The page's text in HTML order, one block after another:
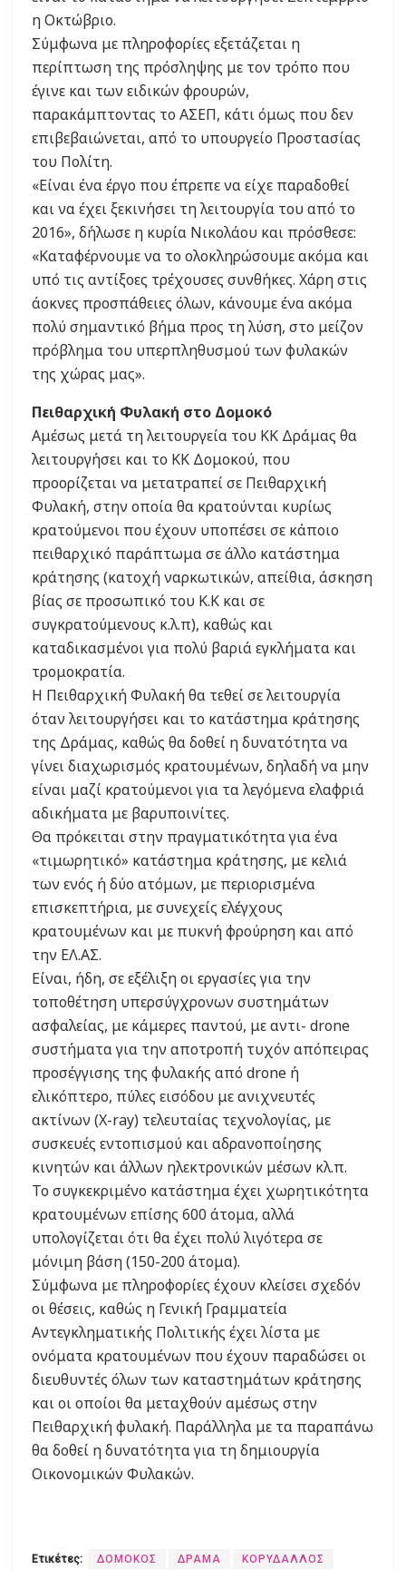
η Οκτώβριο.
Σύμφωνα με πληροφορίες εξετάζεται η
περίπτωση της πρόσληψης με τον τρόπο που
έγινε και των ειδικών φρουρών,
παρακάμπτοντας το ΑΣΕΠ, κάτι όμως που δεν
επιβεβαιώνεται, από το υπουργείο Προστασίας
του Πολίτη.
«Είναι ένα έργο που έπρεπε να είχε παραδοθεί
και να έχει ξεκινήσει τη λειτουργία του από το
2016», δήλωσε η κυρία Νικολάου και πρόσθεσε:
«Καταφέρνουμε να το ολοκληρώσουμε ακόμα και
υπό τις αντίξοες τρέχουσες συνθήκες. Χάρη στις
άοκνες προσπάθειες όλων, κάνουμε ένα ακόμα
πολύ σημαντικό βήμα προς τη λύση, στο μείζον
πρόβλημα του υπερπληθυσμού των φυλακών
της χώρας μας».
Πειθαρχική Φυλακή στο Δομοκό
Αμέσως μετά τη λειτουργεία του ΚΚ Δράμας θα
λειτουργήσει και το ΚΚ Δομοκού, που
προορίζεται να μετατραπεί σε Πειθαρχική
Φυλακή, στην οποία θα κρατούνται κυρίως
κρατούμενοι που έχουν υποπέσει σε κάποιο
πειθαρχικό παράπτωμα σε άλλο κατάστημα
κράτησης (κατοχή ναρκωτικών, απείθια, άσκηση
βίας σε προσωπικό του Κ.Κ και σε
συγκρατούμενους κ.λ.π), καθώς και
καταδικασμένοι για πολύ βαριά εγκλήματα και
τρομοκρατία.
Η Πειθαρχική Φυλακή θα τεθεί σε λειτουργία
όταν λειτουργήσει και το κατάστημα κράτησης
της Δράμας, καθώς θα δοθεί η δυνατότητα να
γίνει διαχωρισμός κρατουμένων, δηλαδή να μην
είναι μαζί κρατούμενοι για τα λεγόμενα ελαφριά
αδικήματα με βαρυποινίτες.
Θα πρόκειται στην πραγματικότητα για ένα
«τιμωρητικό» κατάστημα κράτησης, με κελιά
των ενός ή δύο ατόμων, με περιορισμένα
επισκεπτήρια, με συνεχείς ελέγχους
κρατουμένων και με πυκνή φρούρηση και από
την ΕΛ.ΑΣ.
Είναι, ήδη, σε εξέλιξη οι εργασίες για την
τοποθέτηση υπερσύγχρονων συστημάτων
ασφαλείας, με κάμερες παντού, με αντι- drone
συστήματα για την αποτροπή τυχόν απόπειρας
προσέγγισης της φυλακής από drone ή
ελικόπτερο, πύλες εισόδου με ανιχνευτές
ακτίνων (X-ray) τελευταίας τεχνολογίας, με
συσκευές εντοπισμού και αδρανοποίησης
κινητών και άλλων ηλεκτρονικών μέσων κλ.π.
Το συγκεκριμένο κατάστημα έχει χωρητικότητα
κρατουμένων επίσης 600 άτομα, αλλά
υπολογίζεται ότι θα έχει πολύ λιγότερα σε
μόνιμη βάση (150-200 άτομα).
Σύμφωνα με πληροφορίες έχουν κλείσει σχεδόν
οι θέσεις, καθώς η Γενική Γραμματεία
Αντεγκληματικής Πολιτικής έχει λίστα με
ονόματα κρατουμένων που έχουν παραδώσει οι
διευθυντές όλων των καταστημάτων κράτησης
και οι οποίοι θα μεταχθούν αμέσως στην
Πειθαρχική φυλακή. Παράλληλα με τα παραπάνω
θα δοθεί η δυνατότητα για τη δημιουργία
Οικονομικών Φυλακών.
Ετικέτες: ΔΟΜΟΚΟΣ ΔΡΑΜΑ ΚΟΡΥΔΑΛΛΟΣ